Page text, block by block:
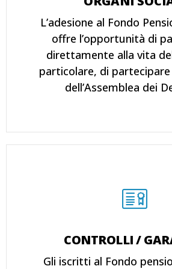
L’adesione al Fondo
offre l’opportunità di
direttamente alla vita
particolare, di partecipare
dell’Assemblea dei
CONTROLLI /
Gli iscritti al Fondo